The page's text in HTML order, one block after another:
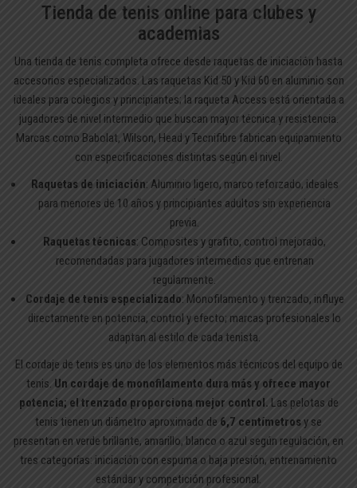
Tienda de tenis online para clubes y
academias
Una tienda de tenis completa ofrece desde raquetas de iniciación hasta
accesorios especializados. Las raquetas Kid 50 y Kid 60 en aluminio son
ideales para colegios y principiantes; la raqueta Access está orientada a
jugadores de nivel intermedio que buscan mayor técnica y resistencia.
Marcas como Babolat, Wilson, Head y Tecnifibre fabrican equipamiento
con especificaciones distintas según el nivel.
Raquetas de iniciación: Aluminio ligero, marco reforzado, ideales
para menores de 10 años y principiantes adultos sin experiencia
previa.
Raquetas técnicas: Composites y grafito, control mejorado,
recomendadas para jugadores intermedios que entrenan
regularmente.
Cordaje de tenis especializado: Monofilamento y trenzado, influye
directamente en potencia, control y efecto; marcas profesionales lo
adaptan al estilo de cada tenista.
El cordaje de tenis es uno de los elementos más técnicos del equipo de
tenis. Un cordaje de monofilamento dura más y ofrece mayor
potencia; el trenzado proporciona mejor control. Las pelotas de
tenis tienen un diámetro aproximado de 6,7 centímetrosy se
presentan en verde brillante, amarillo, blanco o azul según regulación, en
tres categorías: iniciación con espuma o baja presión, entrenamiento
estándar y competición profesional.